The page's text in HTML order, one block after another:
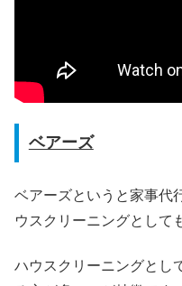
ベアーズ
ベアーズというと家事代
ウスクリーニングとして
ハウスクリーニングとし